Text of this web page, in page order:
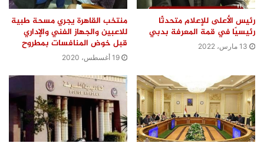
رئيس الأعلى للإعلام متحدثًا
رئيسيًا في قمة المعرفة بدبي
13 مارس، 2022
منتخب القاهرة يجري مسحة طبية
للاعبين والجهاز الفني والإداري
قبل خوض المنافسات بمطروح
19 أغسطس، 2020